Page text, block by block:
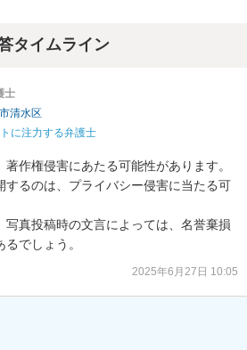
タイムライン
士
清水区
に注力する弁護士
作権侵害にあたる可能性があります。
するのは、プライバシー侵害に当たる可
写真投稿時の文言によっては、名誉棄損
でしょう。
2025年6月27日 10:05